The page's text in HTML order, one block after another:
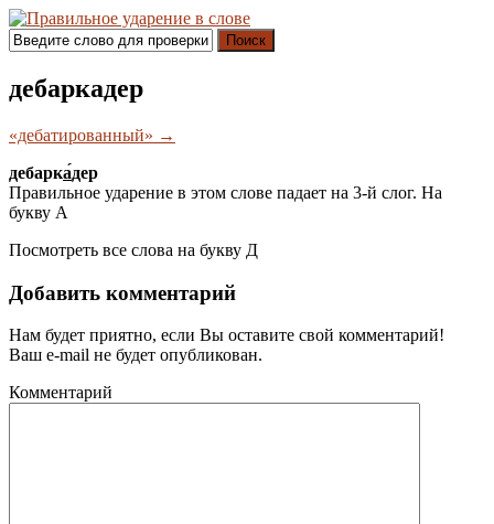
Поиск
дебаркадер
«дебатированный» →
дебарка́дер
Правильное ударение в этом слове падает на 3-й слог. На
букву А
Посмотреть все слова на букву Д
Добавить комментарий
Нам будет приятно, если Вы оставите свой комментарий!
Ваш e-mail не будет опубликован.
Комментарий